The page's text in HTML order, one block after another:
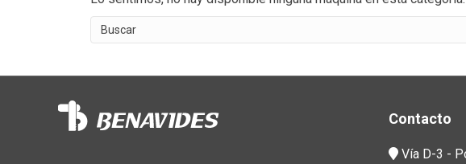
Contacto
Vía D-3 -